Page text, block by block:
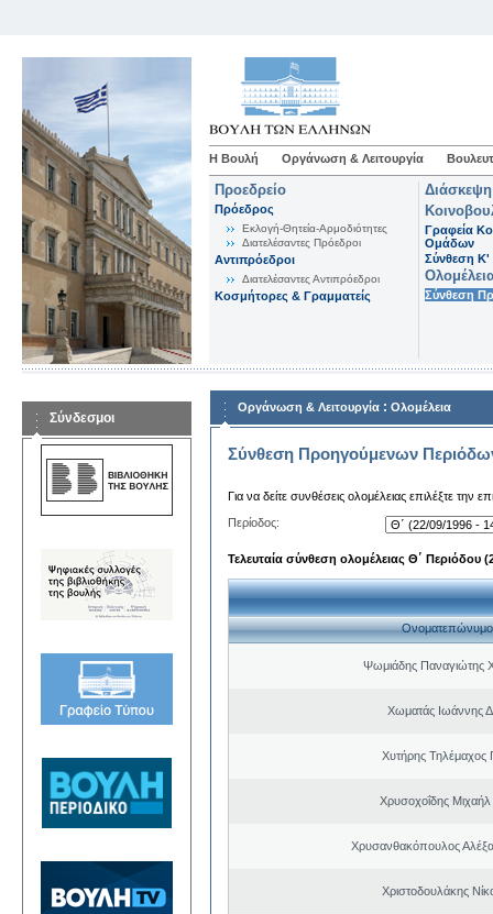
Η Βουλή Οργάνωση & Λειτουργία
Προεδρείο
Πρόεδρος
Εκλογή-Θητεία-Αρμοδιότητες
Διατελέσαντες Πρόεδροι
Αντιπρόεδροι
Διατελέσαντες Αντιπρόεδροι
Κοσμήτορες & Γραμματείς
Γραφεία
Ομάδων
Σύνθεση K'
Σύνθεση
Σύνδεσμοι
Οργάνωση & Λειτουργία : Ολομέλεια
Σύνθεση Προηγούμενων
Για να δείτε συνθέσεις ολομέλειας επιλέξτε την
Περίοδος:
Τελευταία σύνθεση ολομέλειας Θ΄ Περιόδου
Ονοματεπώνυμο
Ψωμιάδης Παναγιώτης
Χωματάς Ιωάννης
Χυτήρης Τηλέμαχος
Χρυσοχοΐδης Μιχαήλ
Χρυσανθακόπουλος
Χριστοδουλάκης